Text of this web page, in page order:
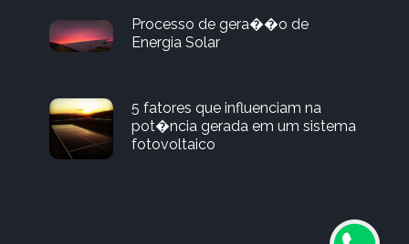
Processo de gera��o de
Energia Solar
5 fatores que influenciam na
pot�ncia gerada em um sistema
fotovoltaico